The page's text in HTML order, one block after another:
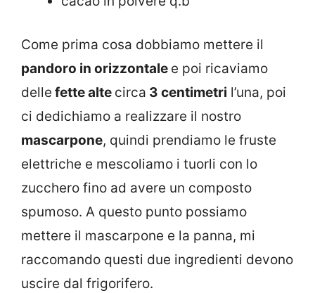
Come prima cosa dobbiamo mettere il
pandoro in orizzontale e poi ricaviamo
delle fette alte circa 3 centimetri l’una, poi
ci dedichiamo a realizzare il nostro
mascarpone, quindi prendiamo le fruste
elettriche e mescoliamo i tuorli con lo
zucchero fino ad avere un composto
spumoso. A questo punto possiamo
mettere il mascarpone e la panna, mi
raccomando questi due ingredienti devono
uscire dal frigorifero.